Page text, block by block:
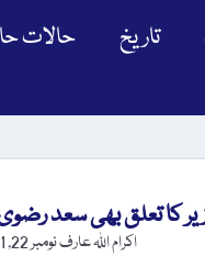
تاریخ حالات
کا تعلق بھی سعد
اکرام اللہ عارفنومبر 22, 2021